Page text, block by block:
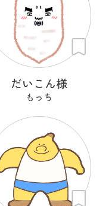
だいこん様
もっち